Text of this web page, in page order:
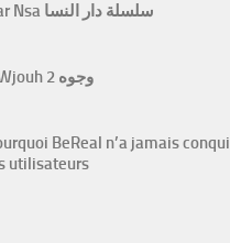
Dar Nsa سلسلة دار النسا
2 Wjouh 2 وجوه
BeReal n’a jamais
utilisateurs